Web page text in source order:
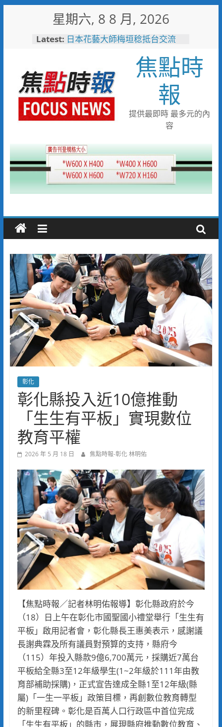
星期六, 8 8 月, 2026
Latest: 日本花藝大師梅垣稔抵台交流
魅力 8月8日精彩展演登場
歡慶父親節！《台中通
TCPASS》APP 攜手在地名店熱
情端好康
暖心跨海送暖！台灣首廟天壇豪
捐「300萬」助熊本震災重建
台中捷運南屯站土地開發共構大
樓開工動土 公私協力打造宜居
台中市技職教育再攀高峰！ 全
國技能競賽勇奪23面獎牌
焦點時
報
提供最即時 最多元的內
容
彰化
彰化縣投入近10億推動
「生生有平板」實現數位
教育平權
2026 年 5 月 18 日 焦點時報-彰化 林明佑
【焦點時報／記者林明佑報導】彰化縣政府於今
（18）日上午在彰化市國聖國小禮堂舉行「生生有
平板」啟用記者會，彰化縣長王惠美表示，感謝議
長謝典霖及所有議員對預算的支持，縣府今
（115）年投入縣款9億6,700萬元，採購近7萬台
平板給全縣3至12年級學生(1~2年級於111年由教
育部補助採購)，正式宣告達成全縣1至12年級(縣
屬)「一生一平板」政策目標，再創數位教育轉型
的新里程碑。彰化是百萬人口行政區中首位完成
「生生有平板」的縣市，展現縣府推動數位教育、